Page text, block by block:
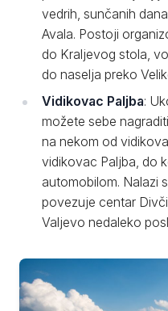
vedrih, sunčanih
Avala. Postoji
do Kraljevog stola,
do naselja preko
Vidikovac Paljba:
možete sebe
na nekom od
vidikovac Paljba, do
automobilom. Nalazi
povezuje centar
Valjevo nedaleko